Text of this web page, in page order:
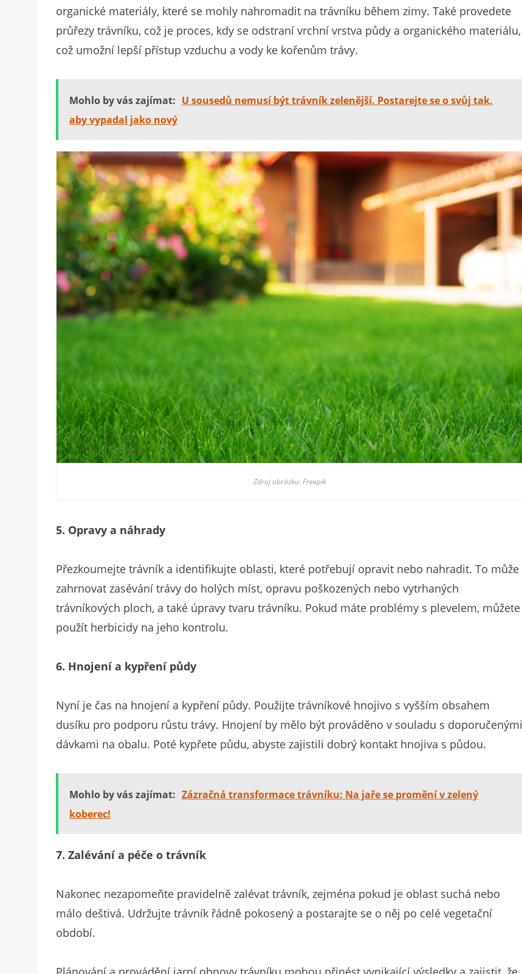
organické materiály, které se mohly nahromadit na trávníku během zimy. Také provedete
průřezy trávníku, což je proces, kdy se odstraní vrchní vrstva půdy a organického materiálu,
což umožní lepší přístup vzduchu a vody ke kořenům trávy.
Mohlo by vás zajímat: U sousedů nemusí být trávník zelenější. Postarejte se o svůj tak,
aby vypadal jako nový
Zdroj obrázku: Freepik
5. Opravy a náhrady
Přezkoumejte trávník a identifikujte oblasti, které potřebují opravit nebo nahradit. To může
zahrnovat zasévání trávy do holých míst, opravu poškozených nebo vytrhaných
trávníkových ploch, a také úpravy tvaru trávníku. Pokud máte problémy s plevelem, můžete
použít herbicidy na jeho kontrolu.
6. Hnojení a kypření půdy
Nyní je čas na hnojení a kypření půdy. Použijte trávníkové hnojivo s vyšším obsahem
dusíku pro podporu růstu trávy. Hnojení by mělo být prováděno v souladu s doporučenými
dávkami na obalu. Poté kypřete půdu, abyste zajistili dobrý kontakt hnojiva s půdou.
Mohlo by vás zajímat: Zázračná transformace trávníku: Na jaře se promění v zelený
koberec!
7. Zalévání a péče o trávník
Nakonec nezapomeňte pravidelně zalévat trávník, zejména pokud je oblast suchá nebo
málo deštivá. Udržujte trávník řádně pokosený a postarajte se o něj po celé vegetační
období.